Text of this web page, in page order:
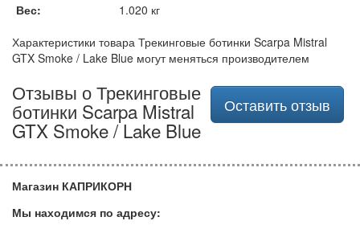
Вес:
1.020 кг
Характеристики товара Трекинговые ботинки Scarpa Mistral
GTX Smoke / Lake Blue могут меняться производителем
Оставить отзыв
Отзывы о Трекинговые
ботинки Scarpa Mistral
GTX Smoke / Lake Blue
Магазин КАПРИКОРН
Мы находимся по адресу: